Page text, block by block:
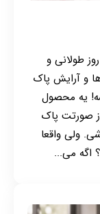
طولانی و
و آرایش پاک
یه محصول
صورتت پاک
ولی واقعا
اگه می‌...